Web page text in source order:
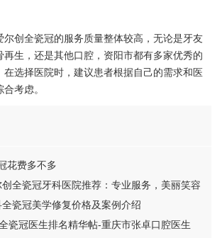
尔创全瓷冠的服务质量整体较高，无论是牙友
再生，还是其他口腔，资阳市都有多家优秀的
在选择医院时，建议患者根据自己的需求和医
考虑。
花费多不多
全瓷冠牙科医院推荐：专业服务，美丽笑容
全瓷冠美学修复价格及案例介绍
瓷冠医生排名精华帖-重庆市张卓口腔医生